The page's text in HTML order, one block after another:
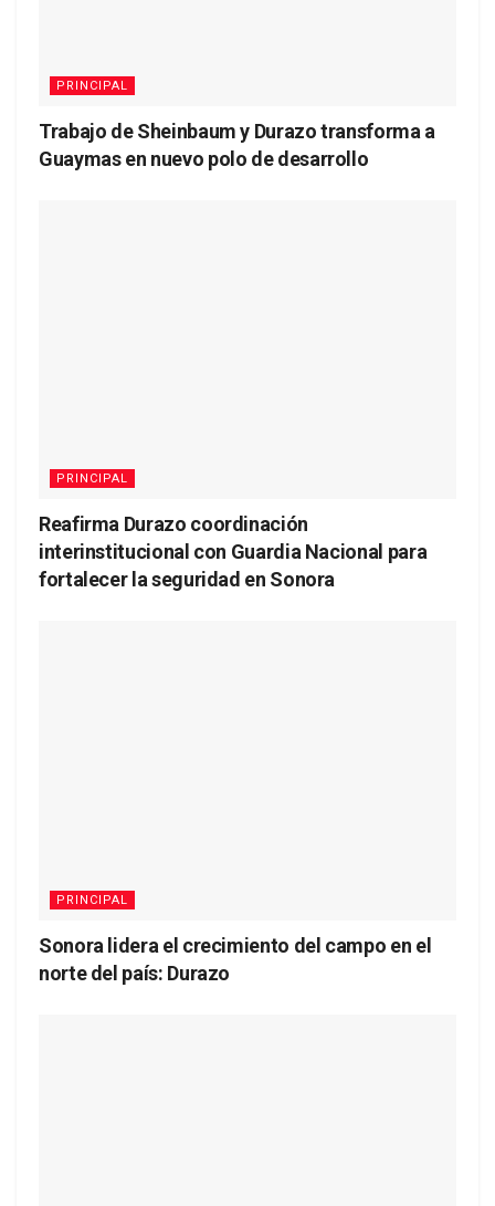
PRINCIPAL
Trabajo de Sheinbaum y Durazo transforma a
Guaymas en nuevo polo de desarrollo
PRINCIPAL
Reafirma Durazo coordinación
interinstitucional con Guardia Nacional para
fortalecer la seguridad en Sonora
PRINCIPAL
Sonora lidera el crecimiento del campo en el
norte del país: Durazo